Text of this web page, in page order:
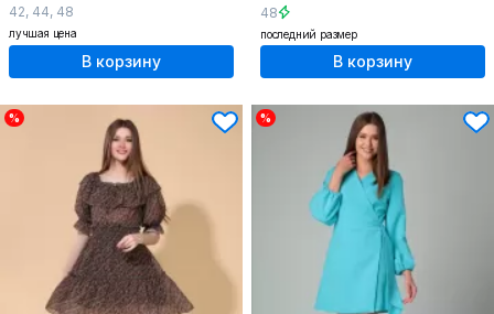
42, 44, 48
лучшая цена
В корзину
48
последний размер
В корзину
% %